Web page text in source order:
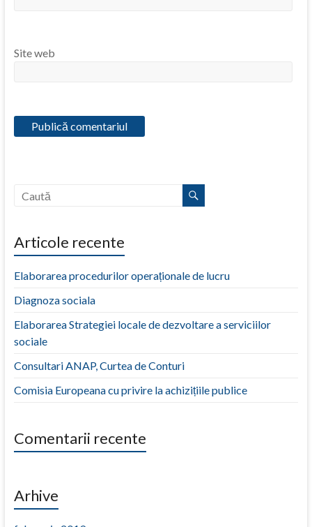
Site web
Articole recente
Elaborarea procedurilor operaționale de lucru
Diagnoza sociala
Elaborarea Strategiei locale de dezvoltare a serviciilor
sociale
Consultari ANAP, Curtea de Conturi
Comisia Europeana cu privire la achizițiile publice
Comentarii recente
Arhive